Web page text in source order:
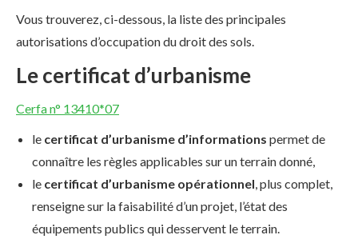
Vous trouverez, ci-dessous, la liste des principales
autorisations d’occupation du droit des sols.
Le certificat d’urbanisme
Cerfa n° 13410*07
le certificat d’urbanisme d’informations permet de
connaître les règles applicables sur un terrain donné,
le certificat d’urbanisme opérationnel, plus complet,
renseigne sur la faisabilité d’un projet, l’état des
équipements publics qui desservent le terrain.